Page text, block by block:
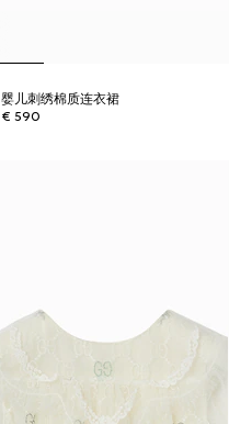
婴儿刺绣棉质连衣裙
€ 590